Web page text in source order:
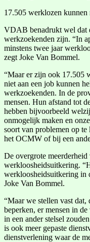
17.505 werklozen kunnen
VDAB benadrukt wel dat
werkzoekenden zijn. “In
minstens twee jaar
zegt Joke Van Bommel.
“Maar er zijn ook 17.505
niet aan een job kunnen
werkzoekenden. In de
mensen. Hun afstand tot
hebben bijvoorbeeld
onmogelijk maken en
soort van problemen op te
het OCMW of bij een
De overgrote
werkloosheidsuitkering.
werkloosheidsuitkering in
Joke Van Bommel.
“Maar we stellen vast
beperken, er mensen in
in een ander stelsel
is ook meer gepaste
dienstverlening waar de